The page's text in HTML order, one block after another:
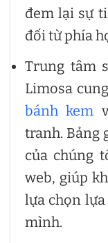
đem lại sự
đối từ phía
Trung tâm
Limosa
bánh kem
tranh. Bảng
của chúng
web, giúp
lựa chọn
mình.